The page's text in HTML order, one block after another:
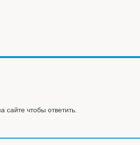
сайте чтобы ответить.